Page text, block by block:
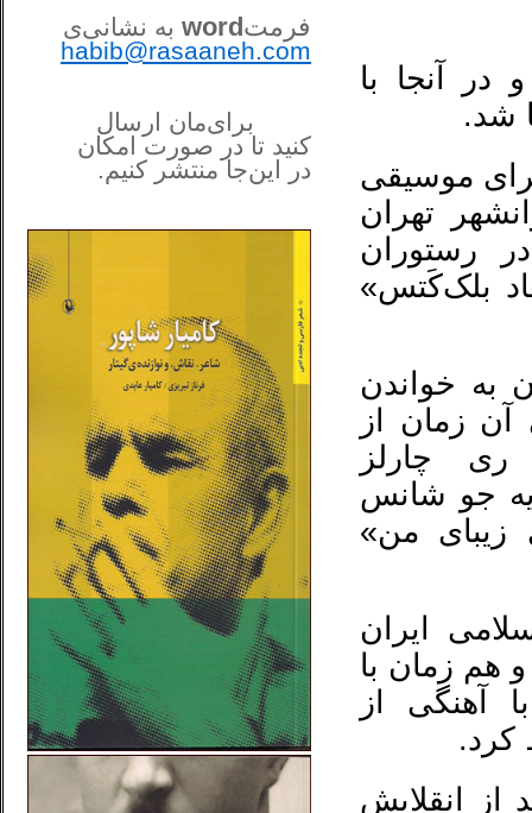
در آنجا با
شد.
موسیقی
تهران
رستوران
بلک‌کَتس»
به خواندن
زمان از
ری چارلز
یه جو شانس
زیبای من»
انقلاب اسلامی ایران
فراوانی داد. در بهمن ۱۳۵۷ و هم زمان با
آهنگی از
کرد.
بعد از انقلابش
فرمتword به نشانی‌ی
habib@rasaaneh.com
برای‌مان ارسال
کنید تا در صورت امکان
در این‌جامنتشر کنیم.